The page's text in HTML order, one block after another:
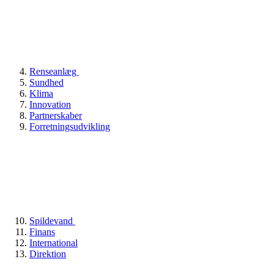
Renseanlæg
Sundhed
Klima
Innovation
Partnerskaber
Forretningsudvikling
Spildevand
Finans
International
Direktion